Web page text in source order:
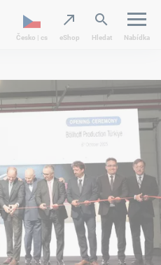
Česko | cs eShop Hledat Nabídka